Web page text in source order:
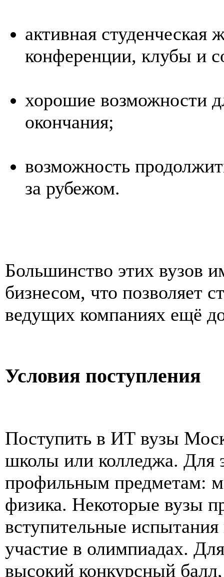
активная
конференции, клубы и
хорошие возможности
окончания;
возможность
за рубежом.
Большинство этих вузов
бизнесом, что позволяет
ведущих компаниях ещё
Условия поступления
Поступить в ИТ вузы
школы или колледжа. Для
профильным предметам:
физика. Некоторые вузы
вступительные
участие в олимпиадах.
высокий конкурсный